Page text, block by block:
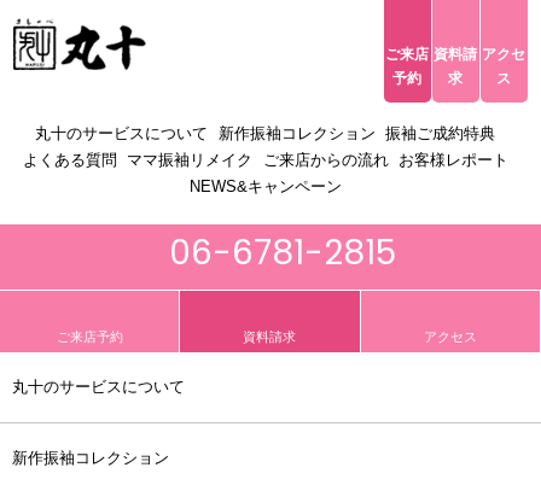
ご来店
予約
資料請
求
アクセ
ス
丸十のサービスについて 新作振袖コレクション
振袖ご成約特典
よくある質問
ママ振袖リメイク ご来店からの流れ
お客様レポート
NEWS&キャンペーン
ACCESS
06-6781-2815
ご来店予約 資料請求 アクセス
丸十のサービスについて
新作振袖コレクション